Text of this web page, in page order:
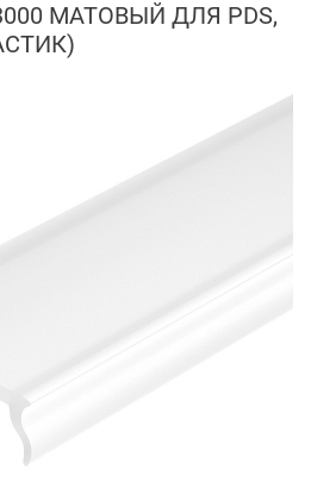
МАТОВЫЙ ДЛЯ PDS,